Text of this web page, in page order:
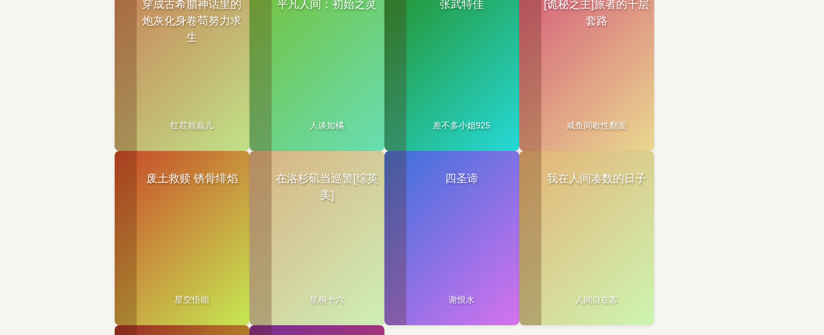
穿成古希腊神话里的
炮灰化身卷苟努力求
生
红苕颠巅儿
平凡人间：初始之灵
人谈如橘
张武特佳
差不多小姐925
[诡秘之主]旅者的千层
套路
咸鱼间歇性翻面
废土救赎 锈骨绯焰
星空悟能
在洛杉矶当巡警[综英
美]
星桐十六
四圣谛
谢恨水
我在人间凑数的日子
人间自在客